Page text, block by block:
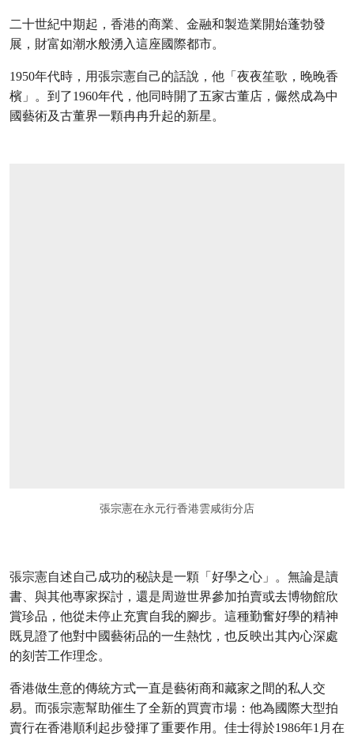
二十世紀中期起，香港的商業、金融和製造業開始蓬勃發
展，財富如潮水般湧入這座國際都市。
1950年代時，用張宗憲自己的話說，他「夜夜笙歌，晚晚香
檳」。到了1960年代，他同時開了五家古董店，儼然成為中
國藝術及古董界一顆冉冉升起的新星。
張宗憲在永元行香港雲咸街分店
張宗憲自述自己成功的秘訣是一顆「好學之心」。無論是讀
書、與其他專家探討，還是周遊世界參加拍賣或去博物館欣
賞珍品，他從未停止充實自我的腳步。這種勤奮好學的精神
既見證了他對中國藝術品的一生熱忱，也反映出其內心深處
的刻苦工作理念。
香港做生意的傳統方式一直是藝術商和藏家之間的私人交
易。而張宗憲幫助催生了全新的買賣市場：他為國際大型拍
賣行在香港順利起步發揮了重要作用。佳士得於1986年1月在